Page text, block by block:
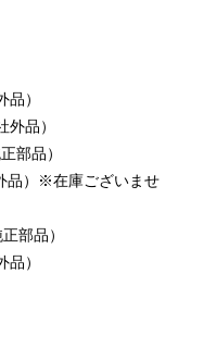
）
品）
品）
）※在庫ございませ
部品）
）